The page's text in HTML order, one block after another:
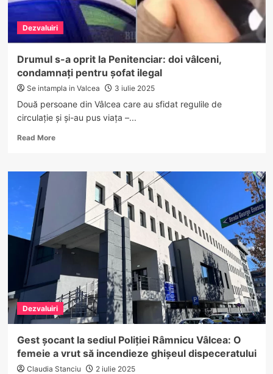
fi
împușcați
legal
în
Dezvaluiri
Drumul s-a oprit la Penitenciar: doi vâlceni,
condamnați pentru șofat ilegal
Se intampla in Valcea 3 iulie 2025
Două persoane din Vâlcea care au sfidat regulile de
circulație și și-au pus viața –...
Read MoreRead
Drumul
Penitenciar:
doi
vâlceni,
pentru
șofat
ilegal
Dezvaluiri
Gest șocant la sediul Poliției Râmnicu Vâlcea: O
femeie a vrut să incendieze ghișeul dispeceratului
Claudia Stanciu 2 iulie 2025